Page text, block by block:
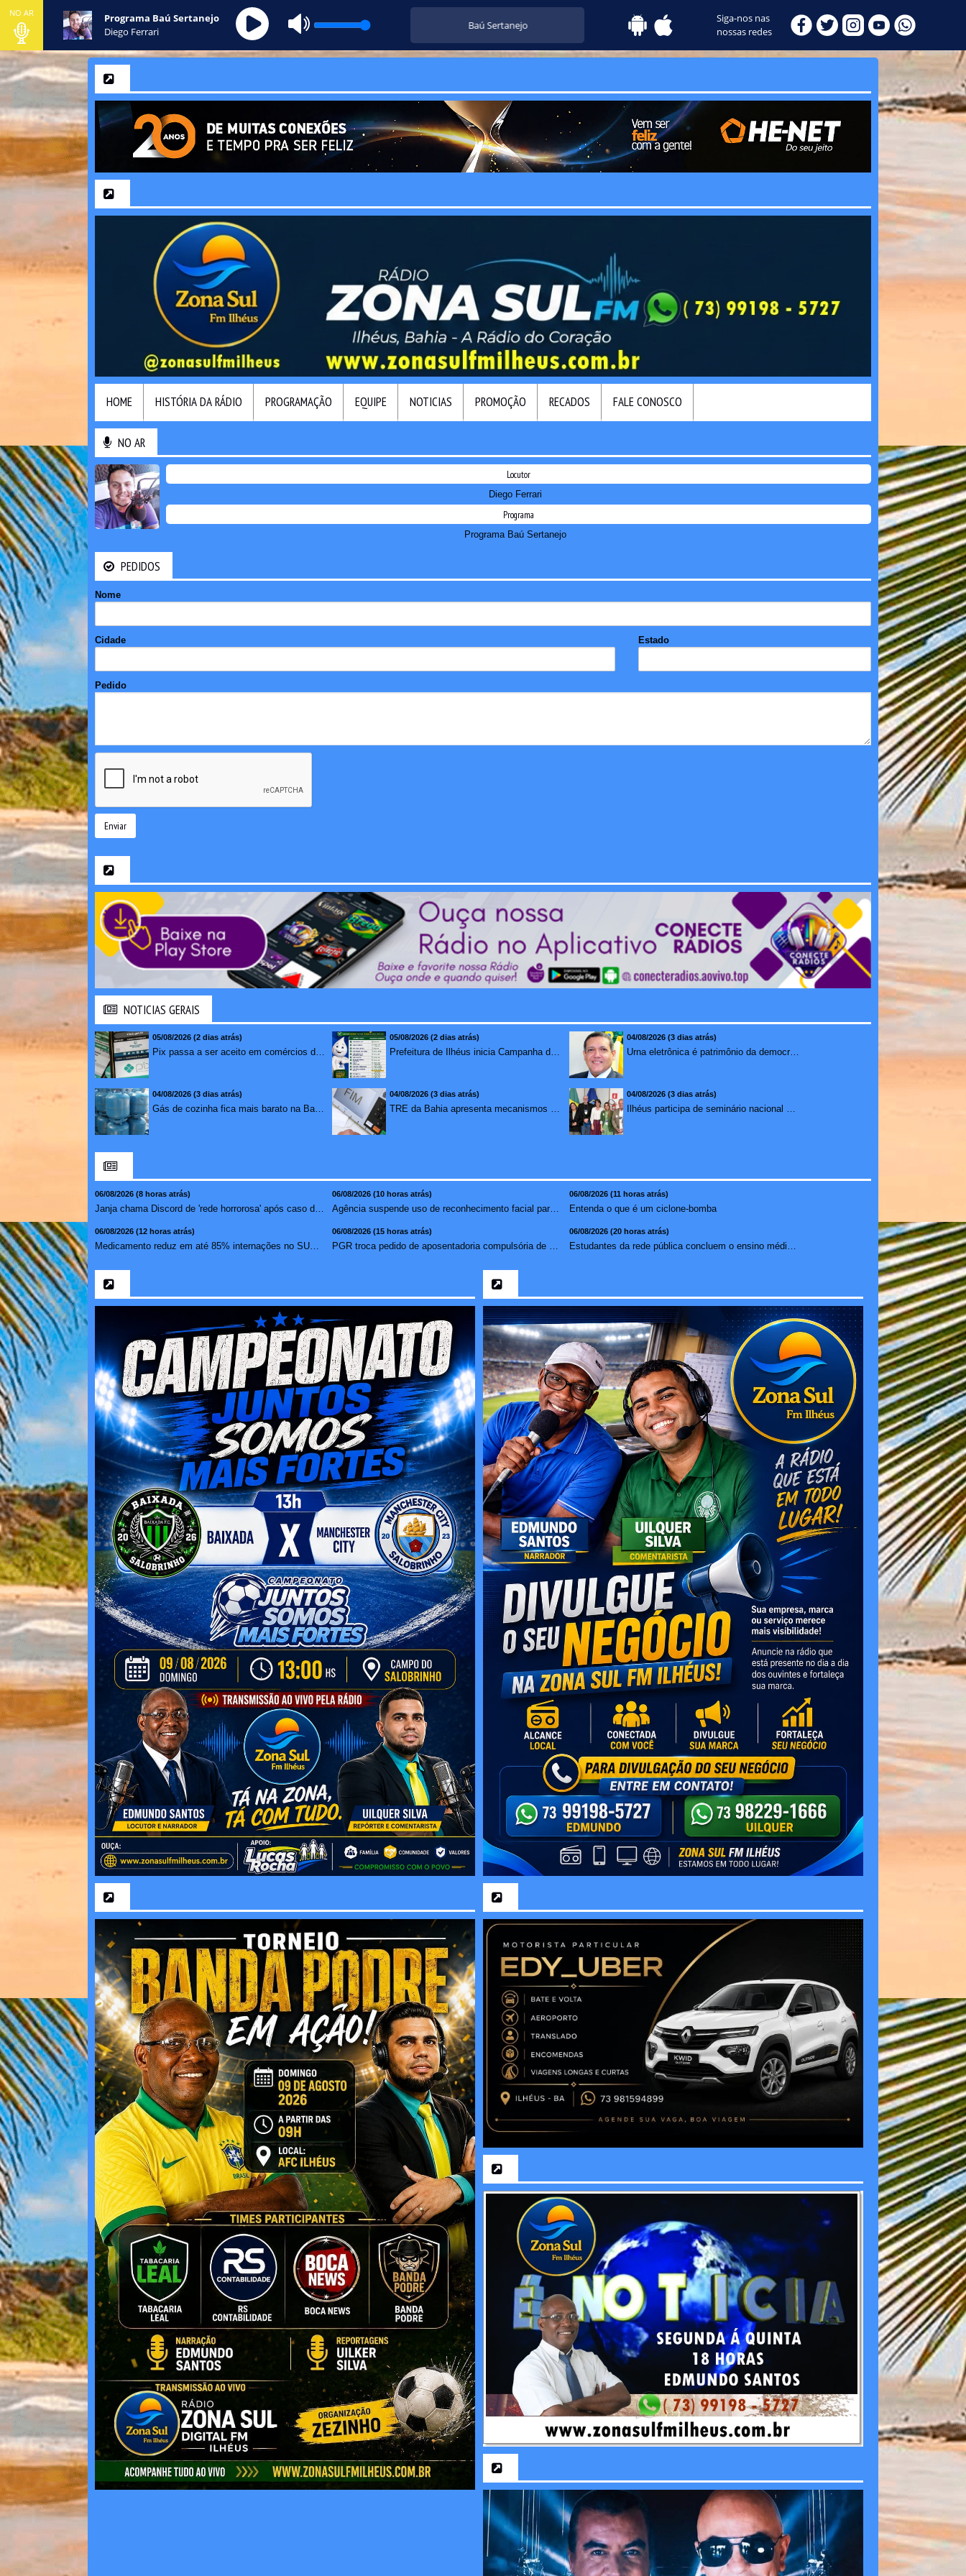
NO AR
Programa Baú Sertanejo
Diego Ferrari
Baú Sertanejo
Siga-nos nas
nossas redes
HOME HISTÓRIA DA RÁDIO PROGRAMAÇÃO EQUIPE NOTICIAS PROMOÇÃO RECADOS FALE CONOSCO
NO AR
Locutor
Diego Ferrari
Programa
Programa Baú Sertanejo
PEDIDOS
Nome
Cidade Estado
Pedido
Enviar
NOTICIAS GERAIS
05/08/2026 (2 dias atrás) 05/08/2026 (2 dias atrás) 04/08/2026 (3 dias atrás)
Urna eletrônica é patrimônio da democracia, diz presidente do TSE
04/08/2026 (3 dias atrás) 04/08/2026 (3 dias atrás) 04/08/2026 (3 dias atrás)
06/08/2026 (8 horas atrás) 06/08/2026 (10 horas atrás)
Agência suspende uso de reconhecimento facial para chamada...
06/08/2026 (11 horas atrás)
Entenda o que é um ciclone-bomba
06/08/2026 (12 horas atrás) 06/08/2026 (15 horas atrás) 06/08/2026 (20 horas atrás)